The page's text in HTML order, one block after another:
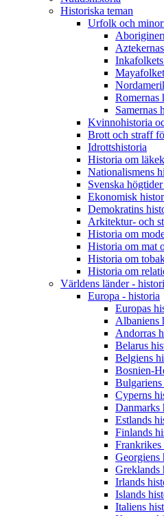
Historiska teman
Urfolk och
Romernas
Samernas
Kvinnohistoria
Brott och straff
Idrottshistoria
Historia om
Nationalismens
Svenska
Ekonomisk
Demokratins
Arkitektur- och
Historia om
Historia om mat
Historia om
Historia om
Världens länder -
Europa - historia
Europas
Albaniens
Andorras
Belarus
Belgiens
Bosnien-
Bulgariens
Cyperns
Danmarks
Estlands
Finlands
Frankrikes
Georgiens
Greklands
Irlands
Islands
Italiens